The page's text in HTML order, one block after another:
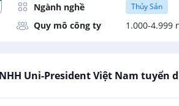
Ngành nghề Thủy Sản
Quy mô công ty 1.000-4.999
Uni-President Việt Nam tuyển